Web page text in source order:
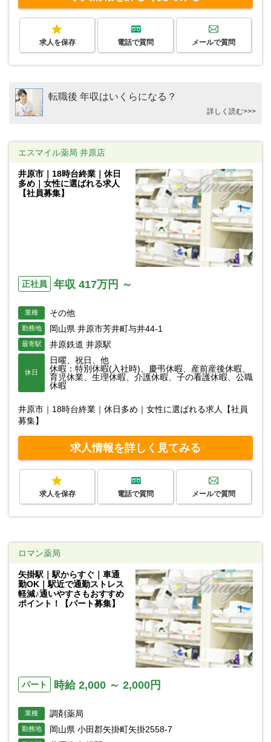
求人を保存 電話で質問 メールで質問
転職後 年収はいくらになる？
詳しく読む>>>
エスマイル薬局 井原店
井原市｜18時台終業｜休日
多め｜女性に選ばれる求人
【社員募集】
正社員 年収 417万円 ～
業種 その他
勤務地 岡山県 井原市芳井町与井44-1
最寄駅 井原鉄道 井原駅
休日
日曜、祝日、他
休暇：特別休暇(入社時)、慶弔休暇、産前産後休暇、
育児休業、生理休暇、介護休暇、子の看護休暇、公職
休暇
井原市｜18時台終業｜休日多め｜女性に選ばれる求人【社員
募集】
求人情報を詳しく見てみる
求人を保存 電話で質問 メールで質問
ロマン薬局
矢掛駅｜駅からすぐ｜車通
勤OK｜駅近で通勤ストレス
軽減♪通いやすさもおすすめ
ポイント！【パート募集】
パート 時給 2,000 ～ 2,000円
業種 調剤薬局
勤務地 岡山県 小田郡矢掛町矢掛2558-7